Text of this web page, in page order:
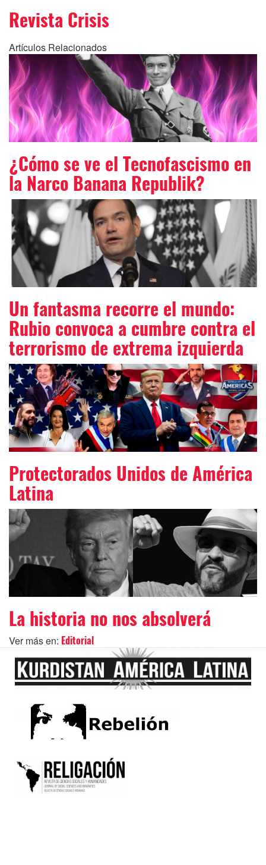
Revista Crisis
Artículos Relacionados
¿Cómo se ve el Tecnofascismo en
la Narco Banana Republik?
Un fantasma recorre el mundo:
Rubio convoca a cumbre contra el
terrorismo de extrema izquierda
Protectorados Unidos de América
Latina
La historia no nos absolverá
Ver más en: Editorial